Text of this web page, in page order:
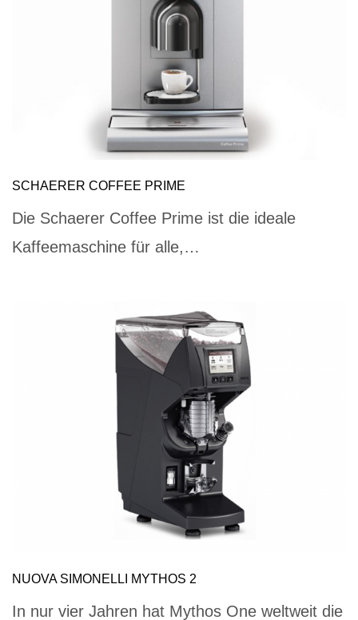
SCHAERER COFFEE PRIME
Die Schaerer Coffee Prime ist die ideale
Kaffeemaschine für alle,…
NUOVA SIMONELLI MYTHOS 2
In nur vier Jahren hat Mythos One weltweit die